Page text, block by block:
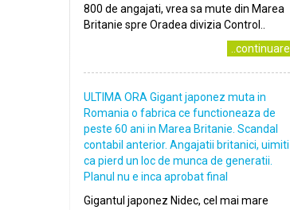
800 de angajati, vrea sa mute din Marea
Britanie spre Oradea divizia Control..
..continuare
ULTIMA ORA Gigant japonez muta in
Romania o fabrica ce functioneaza de
peste 60 ani in Marea Britanie. Scandal
contabil anterior. Angajatii britanici, uimiti
ca pierd un loc de munca de generatii.
Planul nu e inca aprobat final
Gigantul japonez Nidec, cel mai mare